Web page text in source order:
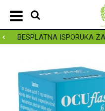
BESPLATNA ISPORUKA